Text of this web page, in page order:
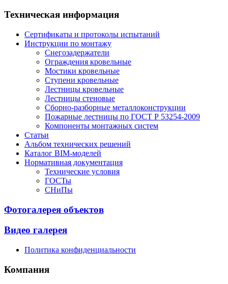
Техническая информация
Сертификаты и протоколы испытаний
Инструкции по монтажу
Снегозадержатели
Ограждения кровельные
Мостики кровельные
Ступени кровельные
Лестницы кровельные
Лестницы стеновые
Сборно-разборные металлоконструкции
Пожарные лестницы по ГОСТ Р 53254-2009
Компоненты монтажных систем
Статьи
Альбом технических решений
Каталог BIM-моделей
Нормативная документация
Технические условия
ГОСТы
СНиПы
Фотогалерея объектов
Видео галерея
Политика конфиденциальности
Компания